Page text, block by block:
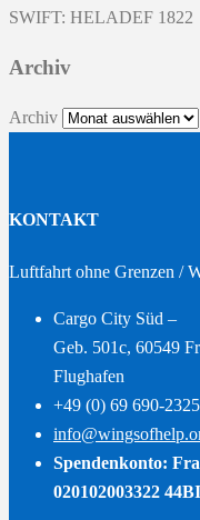
SWIFT: HELADEF 1822
Archiv
Archiv
KONTAKT
Luftfahrt ohne Grenzen /
Cargo City Süd –
Geb. 501c, 60549
Flughafen
+49 (0) 69 690-
Spendenkonto:
020102003322 44